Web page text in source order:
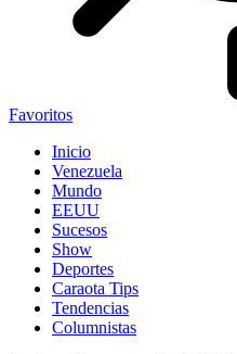
Favoritos
Inicio
Venezuela
Mundo
EEUU
Sucesos
Show
Deportes
Caraota Tips
Tendencias
Columnistas